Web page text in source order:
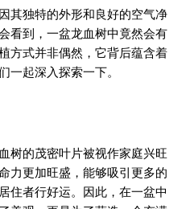
其独特的外形和良好的空气净
看到，一盆龙血树中竟然会有
方式并非偶然，它背后蕴含着
一起深入探索一下。
树的茂密叶片被视作家庭兴旺
力更加旺盛，能够吸引更多的
住者行好运。因此，在一盆中